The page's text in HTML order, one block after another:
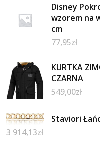
Disney
wzorem na
cm
77,95zł
KURTKA
CZARNA
549,00zł
Staviori
3 914,13zł